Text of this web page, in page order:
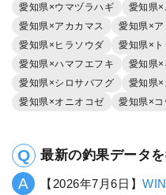
愛知県×ウマヅラハギ
愛知県
愛知県×アカカマス
愛知県×ア
愛知県×ヒラソウダ
愛知県×
愛知県×ハマフエフキ
愛知県×
愛知県×シロサバフグ
愛知県
愛知県×オニオコゼ
愛知県×コ
最新の釣果データ
【2026年7月6日】